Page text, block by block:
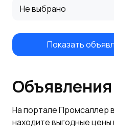
Не выбрано
Показать
На портале Промсаллер
находите выгодные цены